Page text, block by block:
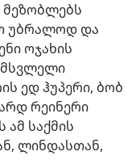
მეზობლებს
უბრალოდ და
ოჯახის
ედ ჰუპერი, ბობ
რეინერი
საქმის
ლინდასთან,